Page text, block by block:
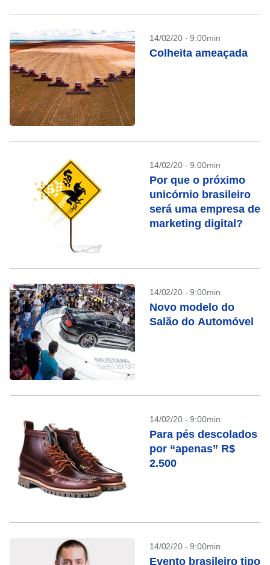
14/02/20 - 9:00min
Colheita ameaçada
14/02/20 - 9:00min
Por que o próximo
unicórnio brasileiro
será uma empresa de
marketing digital?
14/02/20 - 9:00min
Novo modelo do
Salão do Automóvel
14/02/20 - 9:00min
Para pés descolados
por “apenas” R$
2.500
14/02/20 - 9:00min
Evento brasileiro tipo